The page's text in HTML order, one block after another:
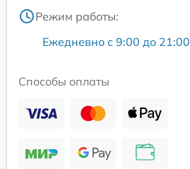
Режим работы:
Ежедневно с 9:00 до 21:00
Способы оплаты